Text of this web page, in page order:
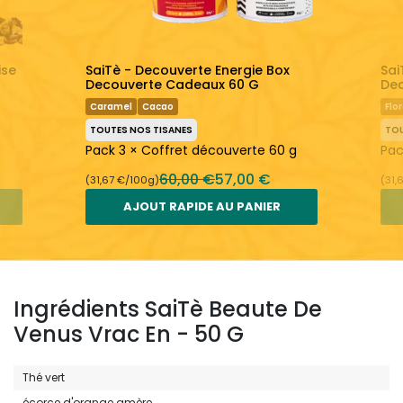
SaiTè - Decouverte Energie Box
Decouverte Cadeaux 60 G
Caramel
Cacao
TOUTES NOS TISANES
Pack 3 × Coffret découverte 60 g
(31,67 €/100g)60,00 €57,00 €
AJOUT RAPIDE AU PANIER
Ingrédients SaiTè Beaute De
Venus Vrac En - 50 G
Thé vert